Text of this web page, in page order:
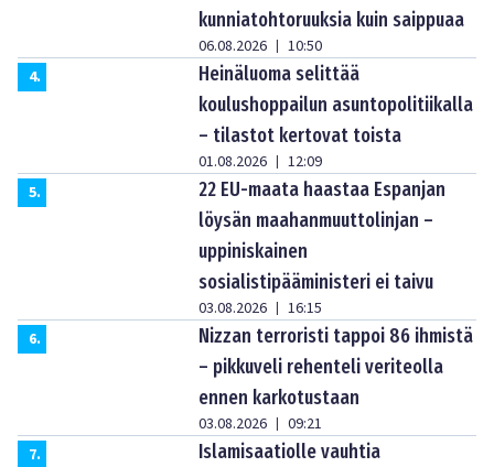
kunniatohtoruuksia kuin saippuaa
06.08.2026 | 10:50
4.
Heinäluoma selittää
koulushoppailun asuntopolitiikalla
– tilastot kertovat toista
01.08.2026 | 12:09
5.
22 EU-maata haastaa Espanjan
löysän maahanmuuttolinjan –
uppiniskainen
sosialistipääministeri ei taivu
03.08.2026 | 16:15
6.
Nizzan terroristi tappoi 86 ihmistä
– pikkuveli rehenteli veriteolla
ennen karkotustaan
03.08.2026 | 09:21
7.
Islamisaatiolle vauhtia